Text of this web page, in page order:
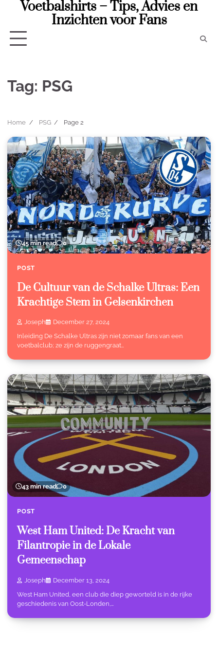
Voetbalshirts – Tips, Advies en
Inzichten voor Fans
Tag: PSG
Home PSG Page 2
45 min read 0
POST
De Cultuur van de Schalke Ultras: Een
Krachtige Stem in Gelsenkirchen
Joseph
December 27, 2024
Inleiding De Schalke Ultras zijn niet zomaar fans van een
voetbalclub; ze zijn de ruggengraat…
43 min read 0
POST
West Ham United: De Kracht van
Filantropie in de Lokale
Gemeenschap
Joseph
December 13, 2024
West Ham United, een club die diep geworteld is in de rijke
geschiedenis van Oost-Londen,…